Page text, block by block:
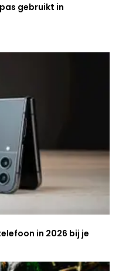
gebruikt in
in 2026 bij je